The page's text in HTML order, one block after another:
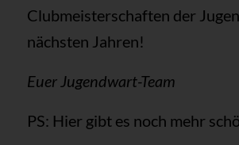
Clubmeisterschaften der
nächsten Jahren!
Euer Jugendwart-Team
PS: Hier gibt es noch mehr